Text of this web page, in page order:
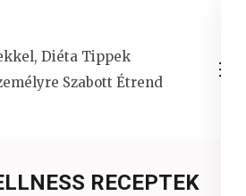
Diéta Tippek
Szabott Étrend
RECEPTEK